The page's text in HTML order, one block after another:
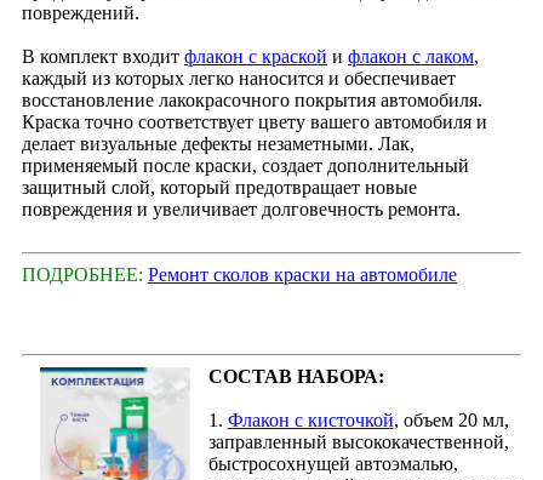
повреждений.
В комплект входит флакон с краской и флакон с лаком,
каждый из которых легко наносится и обеспечивает
восстановление лакокрасочного покрытия автомобиля.
Краска точно соответствует цвету вашего автомобиля и
делает визуальные дефекты незаметными. Лак,
применяемый после краски, создает дополнительный
защитный слой, который предотвращает новые
повреждения и увеличивает долговечность ремонта.
ПОДРОБНЕЕ: Ремонт сколов краски на автомобиле
СОСТАВ НАБОРА:
1. Флакон с кисточкой, объем 20 мл,
заправленный высококачественной,
быстросохнущей автоэмалью,